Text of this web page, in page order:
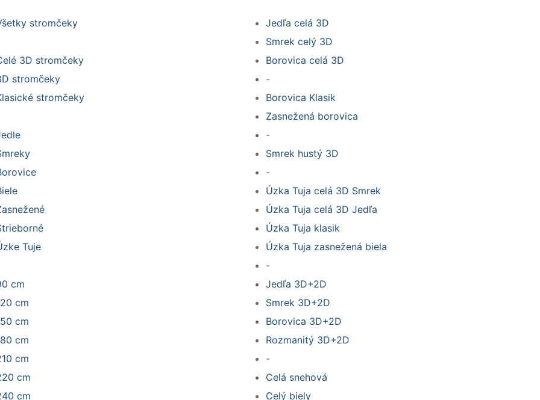
stromčeky
3D stromčeky
stromčeky
stromčeky
Tuje
cm
cm
cm
cm
cm
cm
cm
Jedľa celá 3D
Smrek celý 3D
Borovica celá 3D
-
Borovica Klasik
Zasnežená borovica
-
Smrek hustý 3D
-
Úzka Tuja celá 3D Smrek
Úzka Tuja celá 3D Jedľa
Úzka Tuja klasik
Úzka Tuja zasnežená biela
-
Jedľa 3D+2D
Smrek 3D+2D
Borovica 3D+2D
Rozmanitý 3D+2D
-
Celá snehová
Celý biely